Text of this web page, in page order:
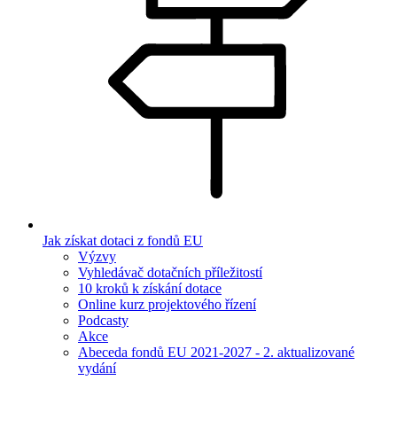
Jak získat dotaci z fondů EU
Výzvy
Vyhledávač dotačních příležitostí
10 kroků k získání dotace
Online kurz projektového řízení
Podcasty
Akce
Abeceda fondů EU 2021-2027 - 2. aktualizované
vydání